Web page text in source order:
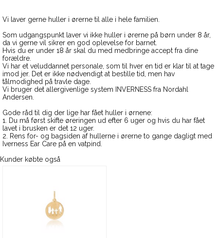
Vi laver gerne huller i ørerne til alle i hele familien.
Som udgangspunkt laver vi ikke huller i ørerne på børn under 8 år,
da vi gerne vil sikrer en god oplevelse for barnet.
Hvis du er under 18 år skal du med medbringe accept fra dine
forældre.
Vi har et veluddannet personale, som til hver en tid er klar til at tage
imod jer. Det er ikke nødvendigt at bestille tid, men hav
tålmodighed på travle dage.
Vi bruger det allergivenlige system INVERNESS fra Nordahl
Andersen.
Gode råd til dig der lige har fået huller i ørnene:
1. Du må først skifte øreringen ud efter 6 uger og hvis du har fået
lavet i brusken er det 12 uger.
2. Rens for- og bagsiden af hullerne i ørerne to gange dagligt med
Iverness Ear Care på en vatpind.
Kunder købte også